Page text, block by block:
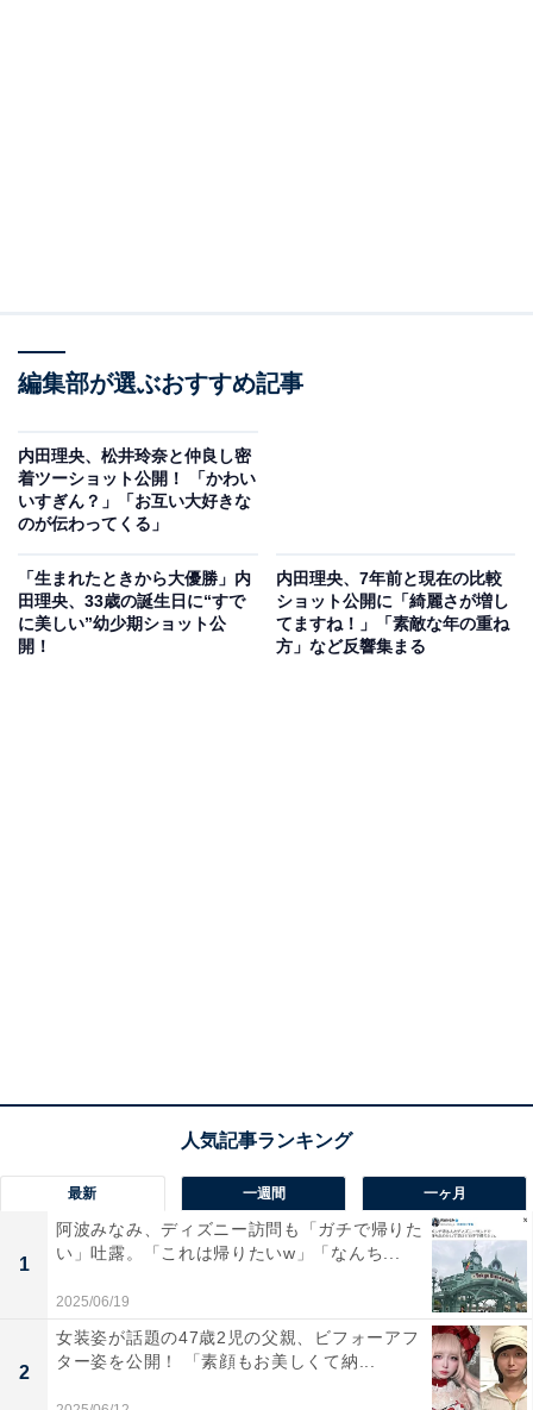
編集部が選ぶおすすめ記事
内田理央、松井玲奈と仲良し密
着ツーショット公開！ 「かわい
いすぎん？」「お互い大好きな
のが伝わってくる」
「生まれたときから大優勝」内
田理央、33歳の誕生日に“すで
に美しい”幼少期ショット公
開！
内田理央、7年前と現在の比較
ショット公開に「綺麗さが増し
てますね！」「素敵な年の重ね
方」など反響集まる
最新 一週間 一ヶ月
1
阿波みなみ、ディズニー訪問も「ガチで帰りた
い」吐露。「これは帰りたいw」「なんち...
2025/06/19
2
女装姿が話題の47歳2児の父親、ビフォーアフ
ター姿を公開！ 「素顔もお美しくて納...